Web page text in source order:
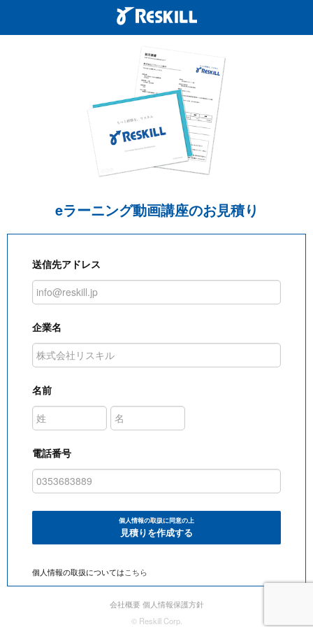
eラーニング動画講座のお見積り
送信先アドレス
企業名
名前
電話番号
個人情報の取扱に同意の上
見積りを作成する
個人情報の取扱についてはこちら
会社概要 個人情報保護方針
© Reskill Corp.